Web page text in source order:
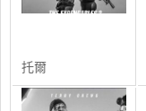
托爾